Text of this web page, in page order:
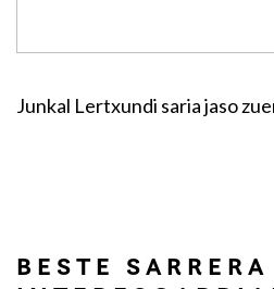
Junkal Lertxundi saria jaso
BESTE